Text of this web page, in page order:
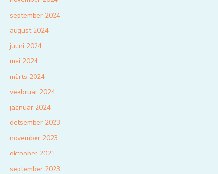
september 2024
august 2024
juuni 2024
mai 2024
märts 2024
veebruar 2024
jaanuar 2024
detsember 2023
november 2023
oktoober 2023
september 2023